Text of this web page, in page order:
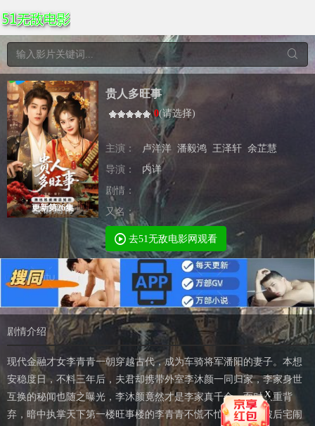
更新第26集
贵人多旺事
0(请选择)
主演： 卢洋洋 潘毅鸿 王泽轩 余芷慧
导演：
内详
剧情：
又名：
去51无敌电影网观看
剧情介绍
现代金融才女李青青一朝穿越古代，成为车骑将军潘阳的妻子。本想
安稳度日，不料三年后，夫君却携带外室李沐颜一同归家，李家身世
互换的秘闻也随之曝光，李沐颜竟然才是李家真千金。面对双重背
弃，暗中执掌天下第一楼旺事楼的李青青不慌不忙，一边巧破后宅闹
X